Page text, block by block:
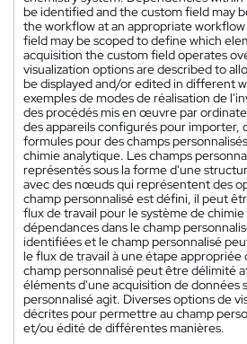
be identified and the custom field may
the workflow at an appropriate
field may be scoped to define which
acquisition the custom field operates
visualization options are described to
be displayed and/or edited in different
exemples de modes de réalisation de
des procédés mis en œuvre par
des appareils configurés pour importer,
formules pour des champs
chimie analytique. Les champs
représentés sous la forme d'une
avec des nœuds qui représentent des
champ personnalisé est défini, il peut
flux de travail pour le système de
dépendances dans le champ
identifiées et le champ personnalisé
le flux de travail à une étape appropriée
champ personnalisé peut être délimité
éléments d'une acquisition de données
personnalisé agit. Diverses options de
décrites pour permettre au champ
et/ou édité de différentes manières.